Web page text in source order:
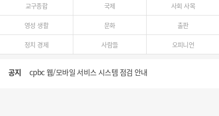
교구종합 국제 사회 사목
영성 생활 문화 출판
정치 경제 사람들 오피니언
공지 cpbc 웹/모바일 서비스 시스템 점검 안내